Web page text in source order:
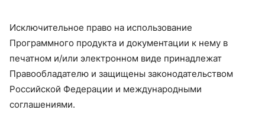
Исключительное право на использование
Программного продукта и документации к нему в
печатном и/или электронном виде принадлежат
Правообладателю и защищены законодательством
Российской Федерации и международными
соглашениями.